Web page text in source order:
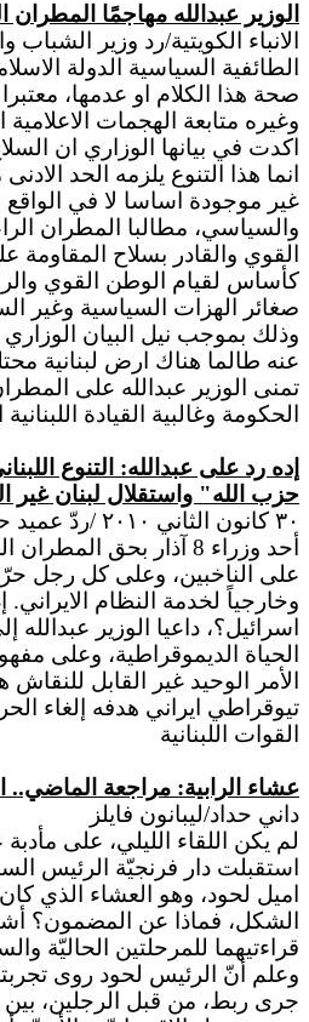
الوزير عبدالله مهاجمًا
الانباء الكويتية/رد وزير
الطائفية السياسية الدولة
صحة هذا الكلام او عدمها،
وغيره متابعة الهجمات
اكدت في بيانها الوزاري ان
انما هذا التنوع يلزمه الحد
غير موجودة اساسا لا في
والسياسي، مطالبا المطران
القوي والقادر بسلاح
كأساس لقيام الوطن القوي
صغائر الهزات السياسية وغير
وذلك بموجب نيل البيان
عنه طالما هناك ارض لبنانية
تمنى الوزير عبدالله على
الحكومة وغالبية القيادة
إده رد على عبدالله: التنوع
حزب الله" واستقلال لبنان غير
٣٠ كانون
أحد وزراء 8 آذار
على الناخبين، وعلى كل رجل
وخارجياً لخدمة النظام
الحياة الديموقراطية، وعلى
الأمر الوحيد غير القابل
تيوقراطي ايراني هدفه إلغاء
القوات اللبنانية
عشاء الرابية: مراجعة الماضي..
داني حداد/ليبانون فايلز
لم يكن اللقاء الليلي، على
استقبلت دار فرنجيّة الرئيس
اميل لحود، وهو العشاء الذي
الشكل، فماذا عن المضمون؟
قراءتيهما للمرحلتين الحاليّة
وعلم أنّ الرئيس لحود روى
جرى ربط، من قبل الرجلين،